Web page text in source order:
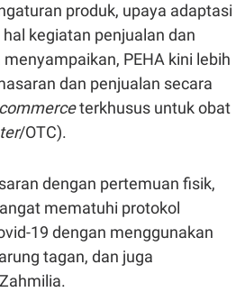
produk, upaya adaptasi
kegiatan penjualan dan
PEHA kini lebih
dan penjualan secara
terkhusus untuk obat
/OTC).
dengan pertemuan fisik,
mematuhi protokol
19 dengan menggunakan
tagan, dan juga